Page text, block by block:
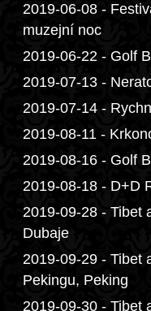
2019-06-08 -
muzejní noc
2019-06-22 - Golf
2019-07-13 -
2019-07-14 -
2019-08-11 -
2019-08-16 - Golf
2019-08-18 - D+D
2019-09-28 - Tibet
Dubaje
2019-09-29 - Tibet
Pekingu, Peking
2019-09-30 - Tibet